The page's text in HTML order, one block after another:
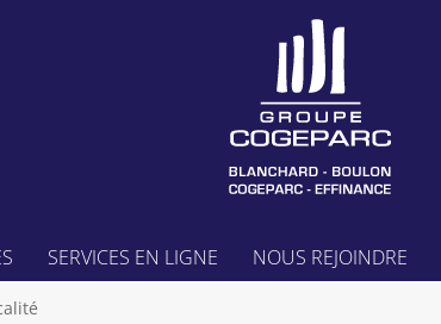
SERVICES EN LIGNE NOUS REJOINDRE